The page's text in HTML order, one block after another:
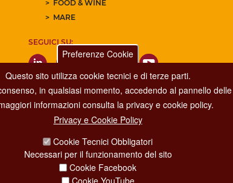
FOOD & WINE
MARE
SEGUICI SU:
Dipartimento Grandi Eventi, Sport, Turismo e Moda.
Via di San Basilio, 51
00187 Roma
Preferenze Cookie
Questo sito utilizza cookie tecnici e di terze parti.
in qualsiasi momento, accedendo al pannello
informazioni consulta la privacy e cookie policy.
Privacy e Cookie Policy
Cookie Tecnici Obbligatori
Necessari per il funzionamento del sito
Cookie Facebook
Cookie YouTube